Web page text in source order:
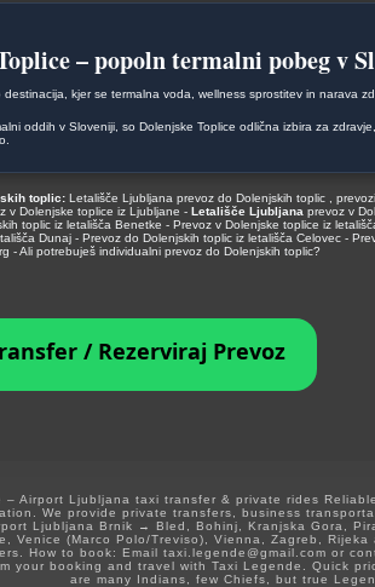
– popoln termalni pobeg v
destinacija, kjer se termalna voda, wellness sprostitev in narava
oddih v Sloveniji, so Dolenjske Toplice odlična izbira za
toplic: Letališče Ljubljana prevoz do Dolenjskih toplic ,
v Dolenjske toplice iz Ljubljane - Letališče Ljubljana prevoz v
toplic iz letališča Benetke - Prevoz v Dolenjske toplice iz
Dunaj - Prevoz do Dolenjskih toplic iz letališča Celovec -
- Ali potrebuješ individualni prevoz do Dolenjskih toplic?
/ Rezerviraj Prevoz
– Airport Ljubljana taxi transfer & private rides
We provide private transfers, business
Ljubljana Brnik → Bled, Bohinj, Kranjska Gora,
Venice (Marco Polo/Treviso), Vienna, Zagreb,
How to book: Email taxi.legende@gmail.com or
your booking and travel with Taxi Legende. Quick
are many Indians, few Chiefs, but true